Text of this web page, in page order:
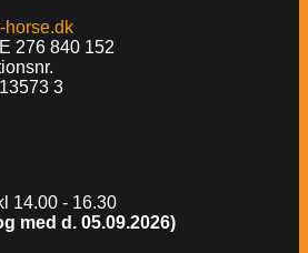
horse.dk
276 840 152
3
14.00 - 16.30
med d. 05.09.2026)